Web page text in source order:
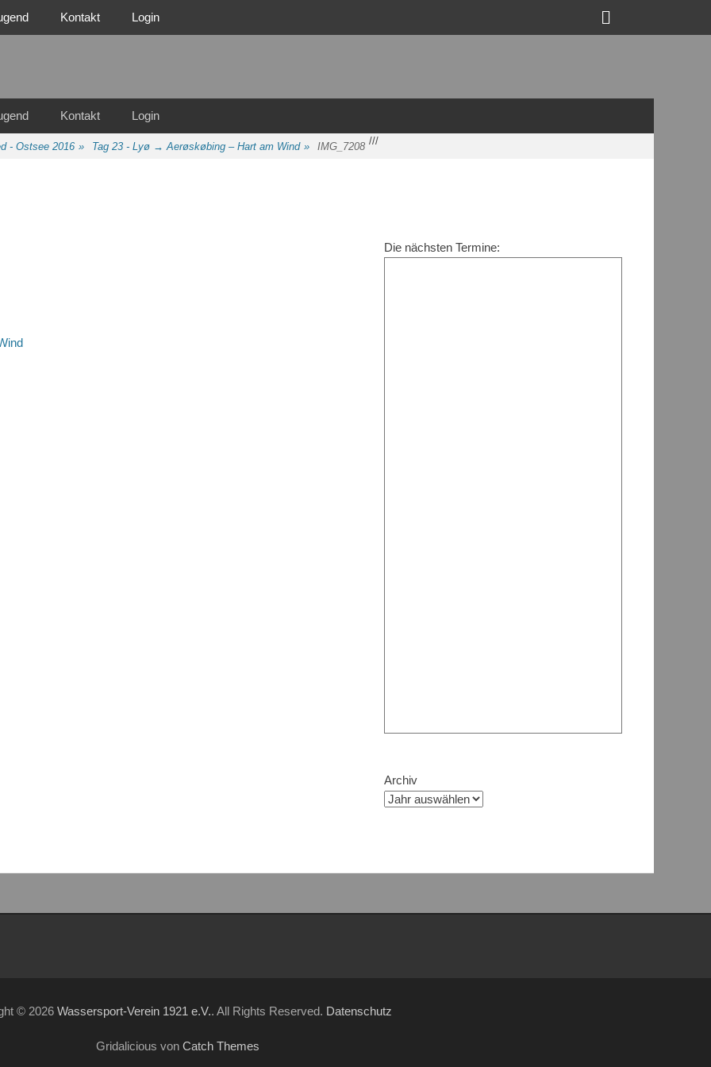
Kontakt Login
Kontakt Login
//
- Ostsee 2016 » /
Tag 23 - Lyø → Aerøskøbing – Hart am Wind » IMG_7208
Die nächsten Termine:
Archiv
© 2026 Wassersport-Verein 1921 e.V.. All Rights Reserved. Datenschutz
Gridalicious von Catch Themes